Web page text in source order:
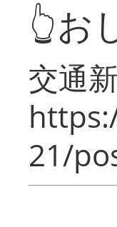
👆
交通
21/